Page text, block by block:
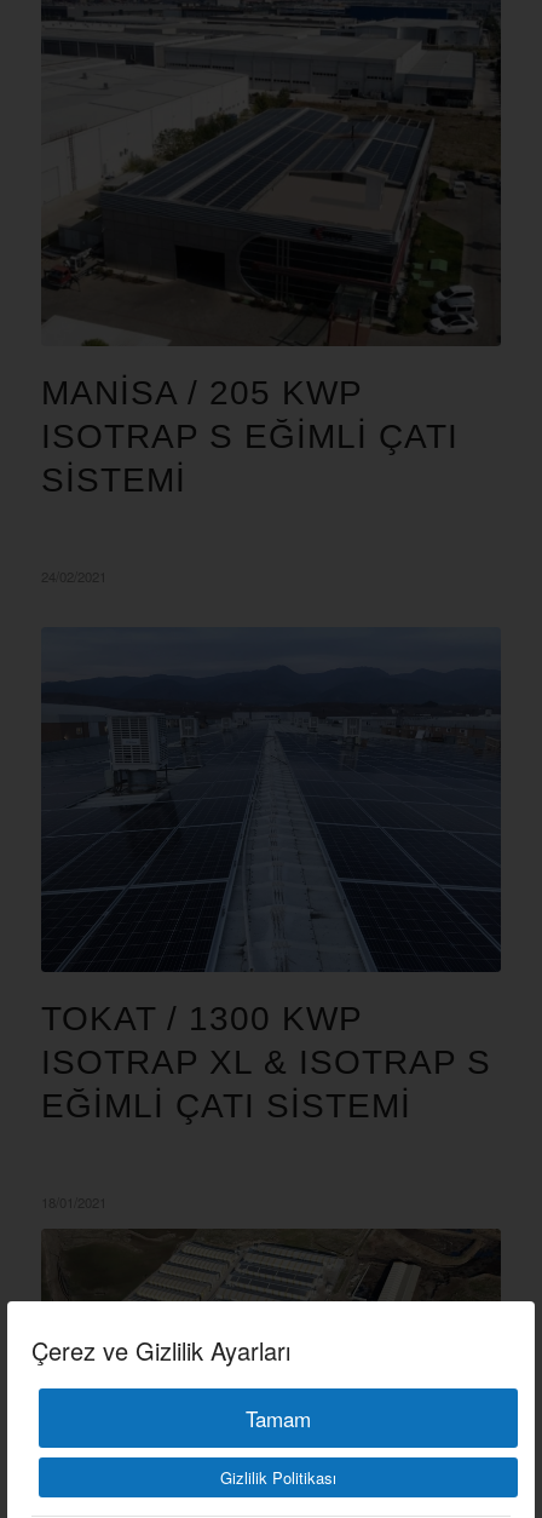
Çerez ve Gizlilik Ayarları
Tamam
Gizlilik Politikası
MANISA / 205 KWP
ISOTRAP S EĞIMLI ÇATI
SISTEMI
TOKAT / 1300 KWP
ISOTRAP XL & ISOTRAP S
EĞIMLI ÇATI SISTEMI